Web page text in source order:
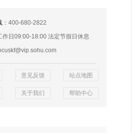
：400-680-2822
作日09:00-18:00 法定节假日休息
意见反馈 站点地图
关于我们 帮助中心